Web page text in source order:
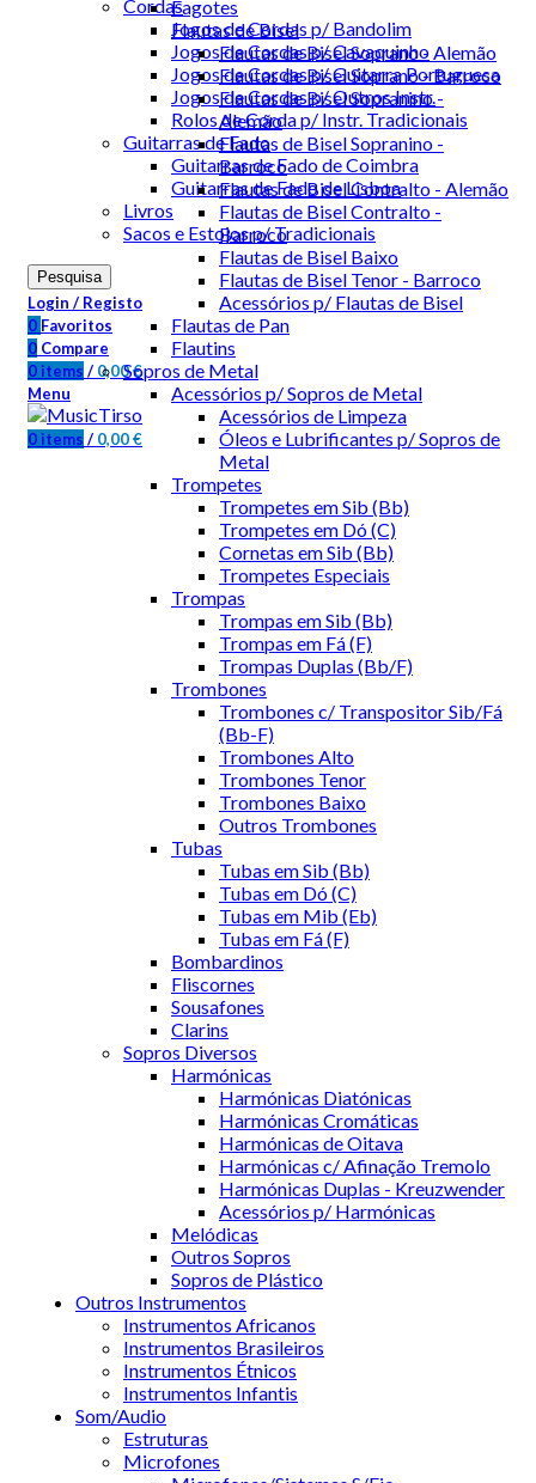
Cordas
Jogos de Cordas p/ Bandolim
Jogos de Cordas p/ Cavaquinho
Jogos de Cordas p/ Guitarra Portuguesa
Jogos de Cordas p/ Outros Instr.
Rolos de Corda p/ Instr. Tradicionais
Guitarras de Fado
Guitarras de Fado de Coimbra
Guitarras de Fado de Lisboa
Livros
Sacos e Estojos p/ Tradicionais
Pesquisa
Login / Registo
0 Favoritos
0 Compare
0 items / 0,00€
Menu
0 items / 0,00€
Fagotes
Flautas de Bisel
Flautas de Bisel Soprano - Alemão
Flautas de Bisel Soprano - Barroco
Flautas de Bisel Sopranino -
Alemão
Flautas de Bisel Sopranino -
Barroco
Flautas de Bisel Contralto - Alemão
Flautas de Bisel Contralto -
Barroco
Flautas de Bisel Baixo
Flautas de Bisel Tenor - Barroco
Acessórios p/ Flautas de Bisel
Flautas de Pan
Flautins
Sopros de Metal
Acessórios p/ Sopros de Metal
Acessórios de Limpeza
Óleos e Lubrificantes p/ Sopros de
Metal
Trompetes
Trompetes em Sib (Bb)
Trompetes em Dó (C)
Cornetas em Sib (Bb)
Trompetes Especiais
Trompas
Trompas em Sib (Bb)
Trompas em Fá (F)
Trompas Duplas (Bb/F)
Trombones
Trombones c/ Transpositor Sib/Fá
(Bb-F)
Trombones Alto
Trombones Tenor
Trombones Baixo
Outros Trombones
Tubas
Tubas em Sib (Bb)
Tubas em Dó (C)
Tubas em Mib (Eb)
Tubas em Fá (F)
Bombardinos
Fliscornes
Sousafones
Clarins
Sopros Diversos
Harmónicas
Harmónicas Diatónicas
Harmónicas Cromáticas
Harmónicas de Oitava
Harmónicas c/ Afinação Tremolo
Harmónicas Duplas - Kreuzwender
Acessórios p/ Harmónicas
Melódicas
Outros Sopros
Sopros de Plástico
Outros Instrumentos
Instrumentos Africanos
Instrumentos Brasileiros
Instrumentos Étnicos
Instrumentos Infantis
Som/Audio
Estruturas
Microfones